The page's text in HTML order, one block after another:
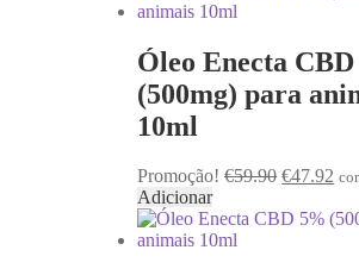
Óleo Enecta
(500mg) para
10ml
Promoção! €59.90 O
original
€47.92 O
Adicionar